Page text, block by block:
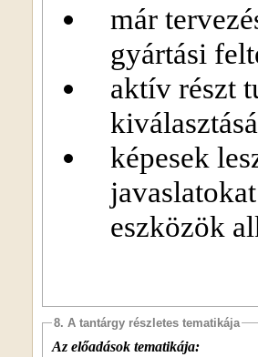
már
gyártási
aktív részt
képesek
eszközök
8. A tantárgy részletes tematikája
Az előadások tematikája: